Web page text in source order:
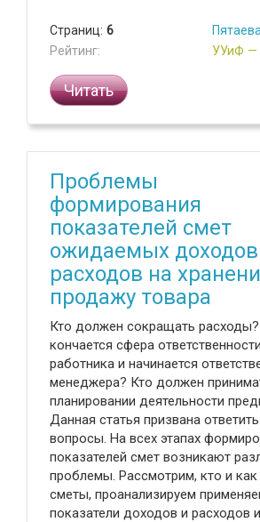
Страниц: 6
Рейтинг:
УУиФ —
Читать
Проблемы
формирования
показателей смет
ожидаемых
расходов на
продажу товара
Кто должен сокращать
кончается сфера
работника и начинается
менеджера? Кто должен
планировании деятельности
Данная статья призвана
вопросы. На всех этапах
показателей смет возникают
проблемы. Рассмотрим, кто и
сметы, проанализируем
показатели доходов и расходов и